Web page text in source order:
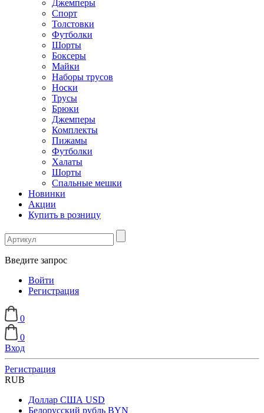
Джемперы
Спорт
Толстовки
Футболки
Шорты
Боксеры
Майки
Наборы трусов
Носки
Трусы
Брюки
Джемперы
Комплекты
Пижамы
Футболки
Халаты
Шорты
Спальные мешки
Новинки
Акции
Купить в розницу
Введите запрос
Войти
Регистрация
0
0
Вход
Регистрация
RUB
Доллар США USD
Белорусский рубль BYN